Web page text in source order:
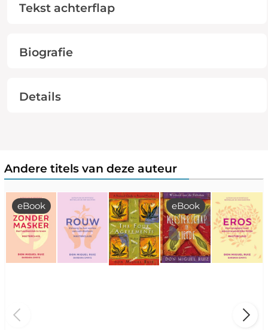
Tekst achterflap
Biografie
Details
Andere titels van deze auteur
eBook eBook